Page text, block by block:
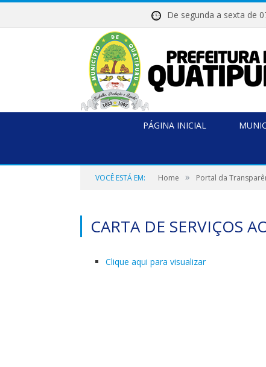
De segunda a sexta
PÁGINA INICIAL
VOCÊ ESTÁ EM: Home » Portal da
CARTA DE SERVIÇOS
Clique aqui para visualizar